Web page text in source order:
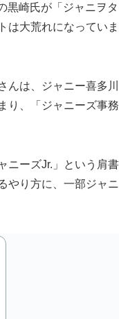
黒崎氏が「ジャニヲタ
は大荒れになっていま
んは、ジャニー喜多川
り、「ジャニーズ事務
ニーズJr.」という肩書
やり方に、一部ジャニ